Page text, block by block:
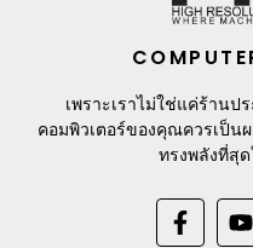
เพราะเราไม่ใช่แค่ร้านป
คอมพิวเตอร์ของคุณควรเป็น
ทรงพลังที่สุ